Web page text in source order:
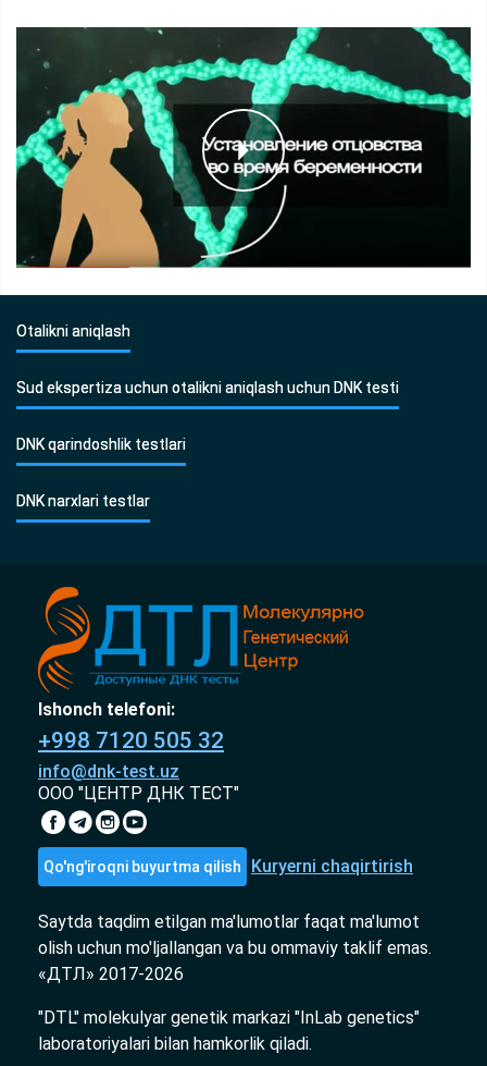
Otalikni aniqlash
Sud ekspertiza uchun otalikni aniqlash uchun DNK testi
DNK qarindoshlik testlari
DNK narxlari testlar
Ishonch telefoni:
+998 7120 505 32
info@dnk-test.uz
ООО "ЦЕНТР ДНК ТЕСТ"
Qo'ng'iroqni buyurtma qilish Kuryerni chaqirtirish
Saytda taqdim etilgan ma'lumotlar faqat ma'lumot
olish uchun mo'ljallangan va bu ommaviy taklif emas.
«ДТЛ» 2017-2026
"DTL" molekulyar genetik markazi "InLab genetics"
laboratoriyalari bilan hamkorlik qiladi.